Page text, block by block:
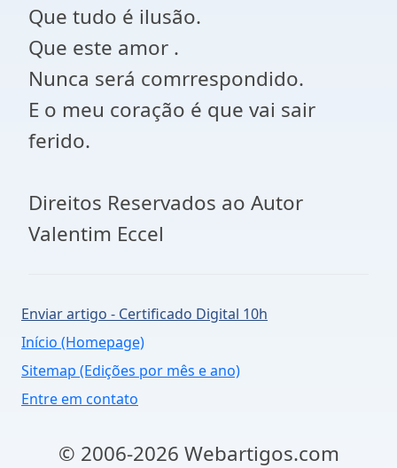
Que tudo é ilusão.
Que este amor .
Nunca será comrrespondido.
E o meu coração é que vai sair
ferido.
Direitos Reservados ao Autor
Valentim Eccel
Enviar artigo - Certificado Digital 10h
Início (Homepage)
Sitemap (Edições por mês e ano)
Entre em contato
© 2006-2026 Webartigos.com